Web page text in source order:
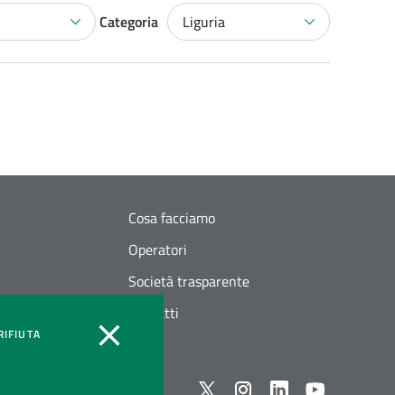
Categoria Liguria
COOKIES
Cosa facciamo
Operatori
Società trasparente
Contatti
Seguici su Xinstagram
linkedin